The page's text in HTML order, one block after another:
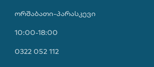
ორშაბათი-პარასკევი
10:00-18:00
0322 052 112